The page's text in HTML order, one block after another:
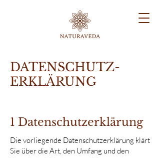
DATENSCHUTZ-
ERKLÄRUNG
1 Datenschutzerklärung
Die vorliegende Datenschutzerklärung klärt
Sie über die Art, den Umfang und den